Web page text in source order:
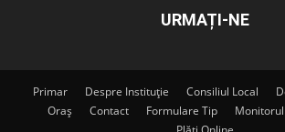
URMAȚI-NE
Primar Despre Instituție Consiliul Local
Oraș
Contact Formulare Tip